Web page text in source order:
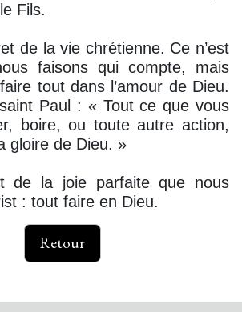
Fils.
de la vie chrétienne. Ce n’est
faisons qui compte, mais
tout dans l’amour de Dieu.
Paul : « Tout ce que vous
boire, ou toute autre action,
gloire de Dieu. »
de la joie parfaite que nous
: tout faire en Dieu.
Retour